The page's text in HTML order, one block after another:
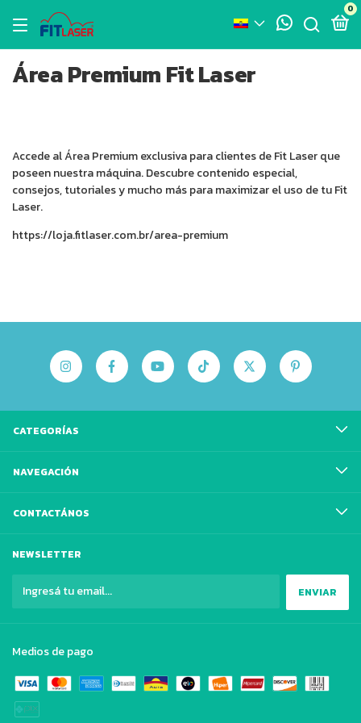
0
Área Premium Fit Laser
Accede al Área Premium exclusiva para clientes de Fit Laser que
poseen nuestra máquina. Descubre contenido especial,
consejos, tutoriales y mucho más para maximizar el uso de tu Fit
Laser.
https://loja.fitlaser.com.br/area-premium
CATEGORÍAS
NAVEGACIÓN
CONTACTÁNOS
NEWSLETTER
Medios de pago